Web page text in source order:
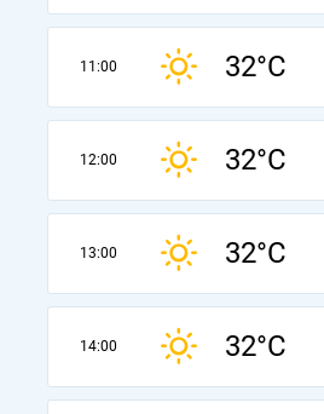
11:00 32°C
12:00 32°C
13:00 32°C
14:00 32°C